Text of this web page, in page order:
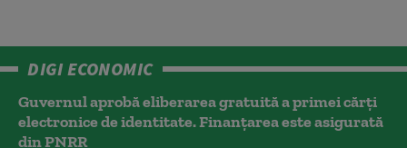
DIGI ECONOMIC
Guvernul aprobă eliberarea gratuită a primei cărţi
electronice de identitate. Finanțarea este asigurată
din PNRR